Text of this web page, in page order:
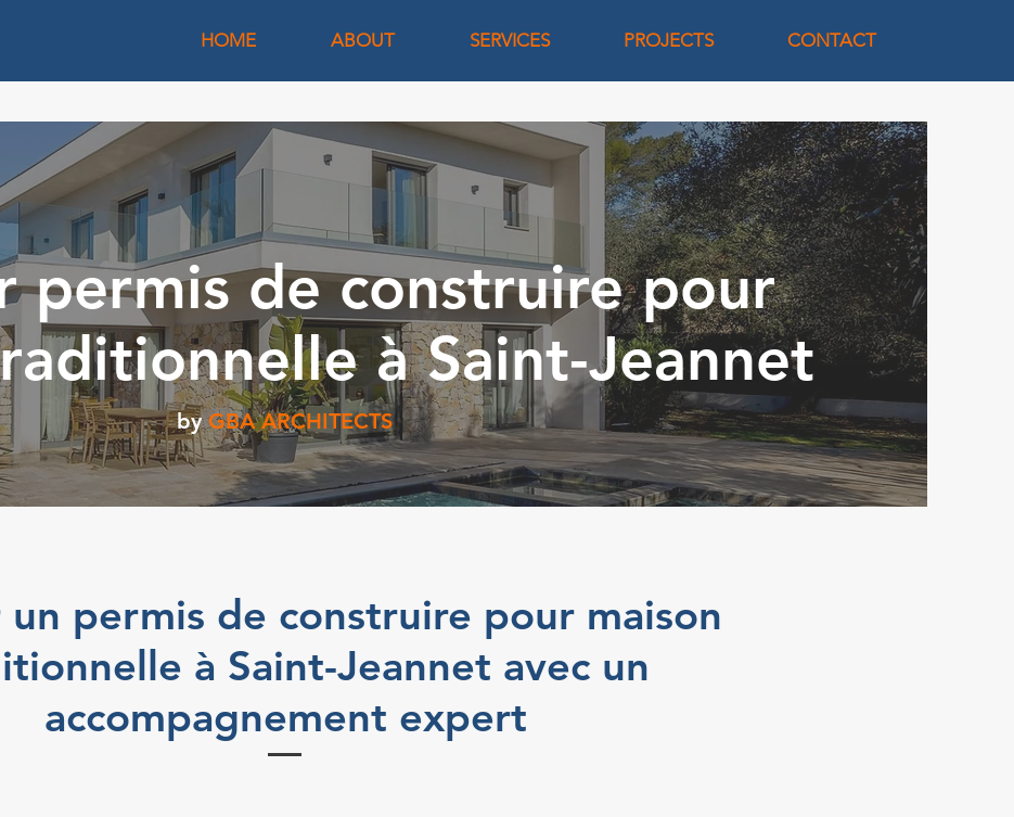
HOME ABOUT SERVICES PROJECTS CONTACT
permis de construire pour
à Saint-Jeannet
by GBA ARCHITECTS
permis de construire pour maison
à Saint-Jeannet avec un
accompagnement expert